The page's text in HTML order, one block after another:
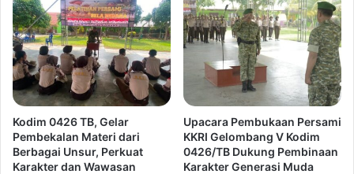
Kodim 0426 TB, Gelar
Pembekalan Materi dari
Berbagai Unsur, Perkuat
Karakter dan Wawasan
Upacara Pembukaan Persami
KKRI Gelombang V Kodim
0426/TB Dukung Pembinaan
Karakter Generasi Muda